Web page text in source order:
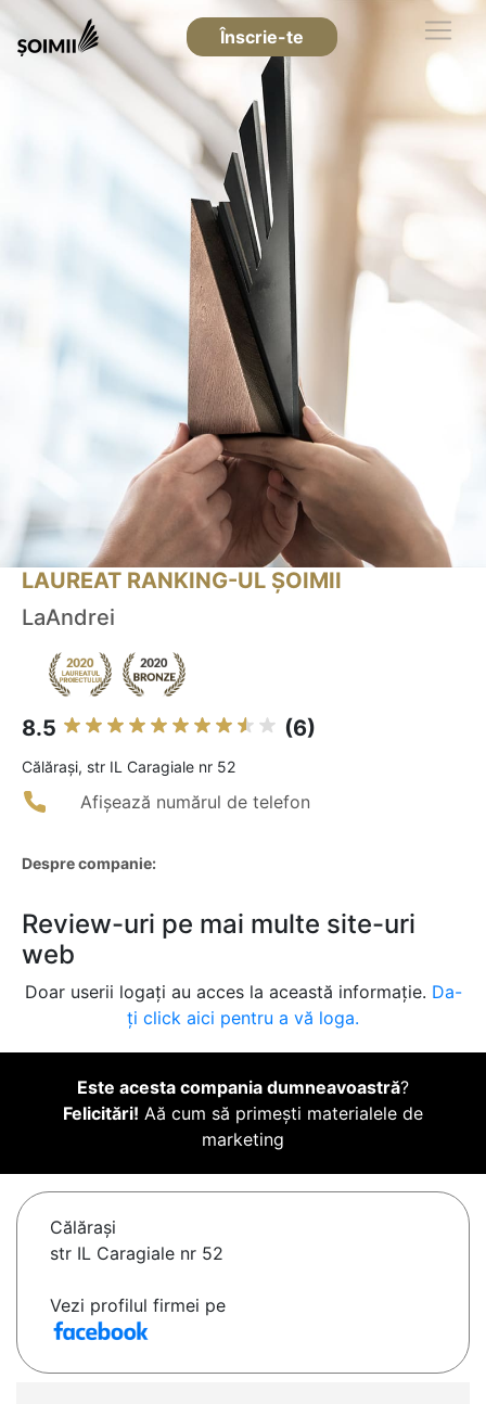
Înscrie-te
LAUREAT RANKING-UL ȘOIMII
LaAndrei
8.5 (6)
Călăraşi, str IL Caragiale nr 52
Afișează numărul de telefon
Despre companie:
Review-uri pe mai multe site-uri
web
Doar userii logați au acces la această informație. Da-
ți click aici pentru a vă loga.
Este acesta compania dumneavoastră?
Felicitări! Aă cum să primești materialele de
marketing
Călăraşi
str IL Caragiale nr 52
Vezi profilul firmei pe